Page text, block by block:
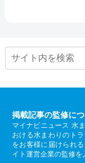
掲載記事の監修に
マイナビニュース 水
おける水まわりのト
をお客様に届けられ
イト運営企業の監修を